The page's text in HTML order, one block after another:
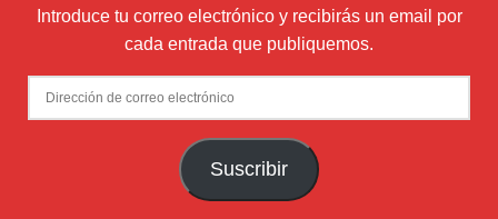
Introduce tu correo electrónico y recibirás un email por
cada entrada que publiquemos.
Dirección
de
Suscribir